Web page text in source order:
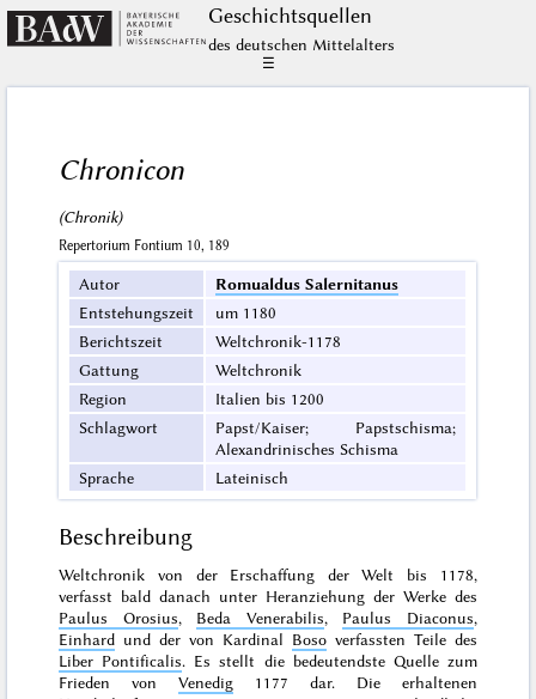
Geschichts­quellen
des deutschen Mittelalters
☰
Chronicon
(Chronik)
Repertorium Fontium 10, 189
Autor
Romualdus Salernitanus
Entstehungszeit
um 1180
Berichtszeit
Weltchronik-1178
Gattung
Weltchronik
Region
Italien bis 1200
Schlagwort
Papst/Kaiser; Papstschisma;
Alexandrinisches Schisma
Sprache
Lateinisch
Beschreibung
Weltchronik von der Erschaffung der Welt bis 1178,
verfasst bald danach unter Heranziehung der Werke des
Paulus Orosius, Beda Venerabilis, Paulus Diaconus,
Einhard und der von Kardinal Bosoverfassten Teile des
Liber Pontificalis. Es stellt die bedeutendste Quelle zum
Frieden vonVenedig 1177 dar. Die erhaltenen